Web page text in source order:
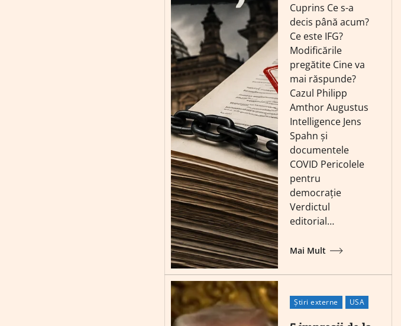
Cuprins Ce s-a
decis până acum?
Ce este IFG?
Modificările
pregătite Cine va
mai răspunde?
Cazul Philipp
Amthor Augustus
Intelligence Jens
Spahn și
documentele
COVID Pericolele
pentru
democrație
Verdictul
editorial…
Mai Mult
Știri externe USA